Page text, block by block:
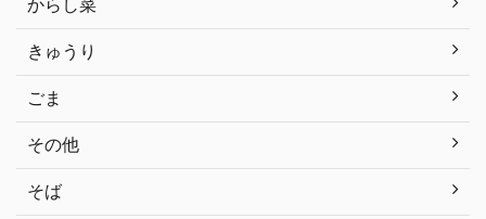
からし菜
きゅうり
ごま
その他
そば